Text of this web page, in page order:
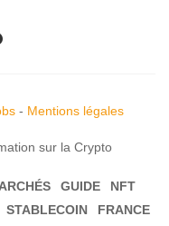
- Mentions légales
sur la Crypto
GUIDE
NFT
STABLECOIN
FRANCE